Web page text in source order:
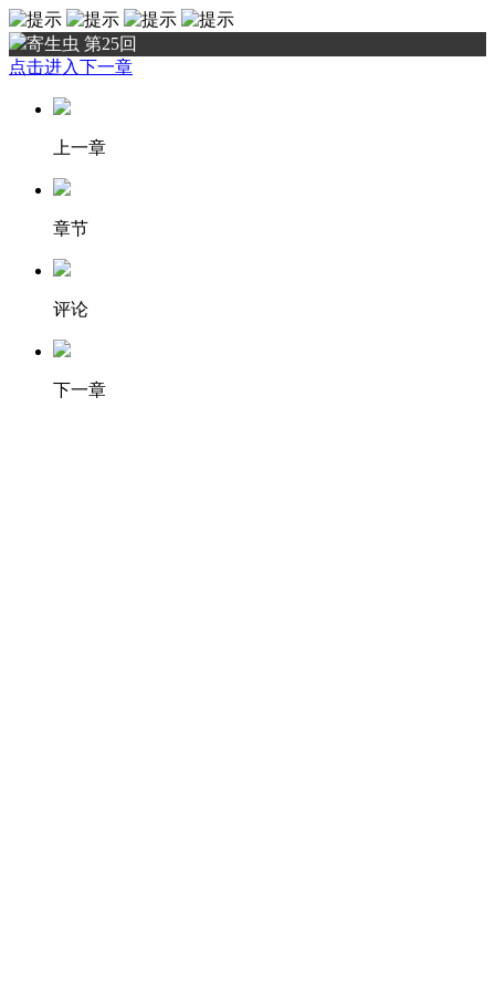
寄生虫 第25回
点击进入下一章
上一章
章节
评论
下一章